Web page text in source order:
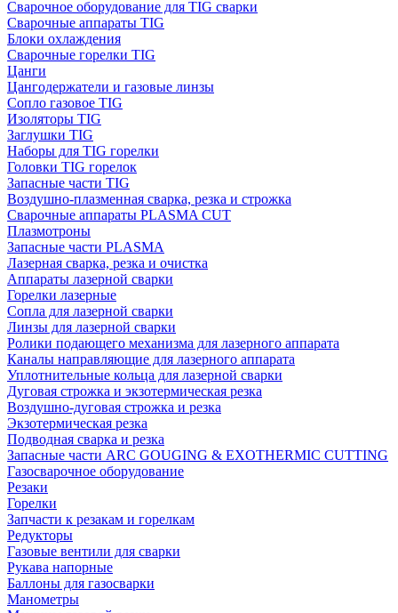
Сварочное оборудование для TIG сварки
Сварочные аппараты TIG
Блоки охлаждения
Сварочные горелки TIG
Цанги
Цангодержатели и газовые линзы
Сопло газовое TIG
Изоляторы TIG
Заглушки TIG
Наборы для TIG горелки
Головки TIG горелок
Запасные части TIG
Воздушно-плазменная сварка, резка и строжка
Сварочные аппараты PLASMA CUT
Плазмотроны
Запасные части PLASMA
Лазерная сварка, резка и очистка
Аппараты лазерной сварки
Горелки лазерные
Сопла для лазерной сварки
Линзы для лазерной сварки
Ролики подающего механизма для лазерного аппарата
Каналы направляющие для лазерного аппарата
Уплотнительные кольца для лазерной сварки
Дуговая строжка и экзотермическая резка
Воздушно-дуговая строжка и резка
Экзотермическая резка
Подводная сварка и резка
Запасные части ARC GOUGING & EXOTHERMIC CUTTING
Газосварочное оборудование
Резаки
Горелки
Запчасти к резакам и горелкам
Редукторы
Газовые вентили для сварки
Рукава напорные
Баллоны для газосварки
Манометры